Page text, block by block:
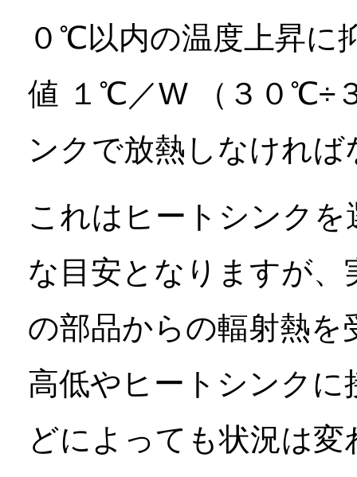
０℃以内の温度上昇に
値 １℃／W （３０℃÷
ンクで放熱しなけれ
これはヒートシンク
な目安となりますが
の部品からの輻射熱を
高低やヒートシンク
どによっても状況は変